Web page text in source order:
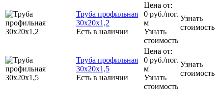
Труба профильная
30x20x1,2
Есть в наличии
Цена от:
0 руб./пог.
м
Узнать
стоимость
Узнать
стоимость
Труба профильная
30x20x1,5
Есть в наличии
Цена от:
0 руб./пог.
м
Узнать
стоимость
Узнать
стоимость